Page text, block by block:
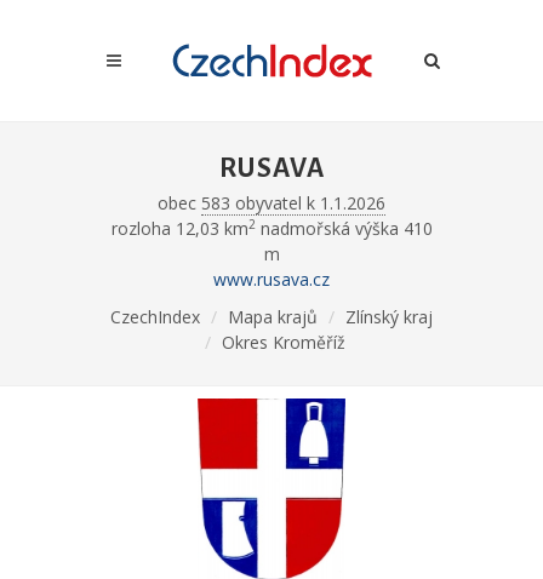
RUSAVA
obec 583 obyvatel k 1.1.2026
rozloha 12,03 km2nadmořská výška 410
m
www.rusava.cz
CzechIndex
Mapa krajů
Zlínský kraj
Okres Kroměříž